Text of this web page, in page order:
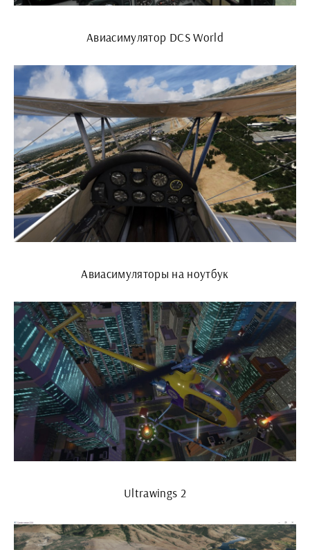
Авиасимулятор DCS World
Авиасимуляторы на ноутбук
Ultrawings 2